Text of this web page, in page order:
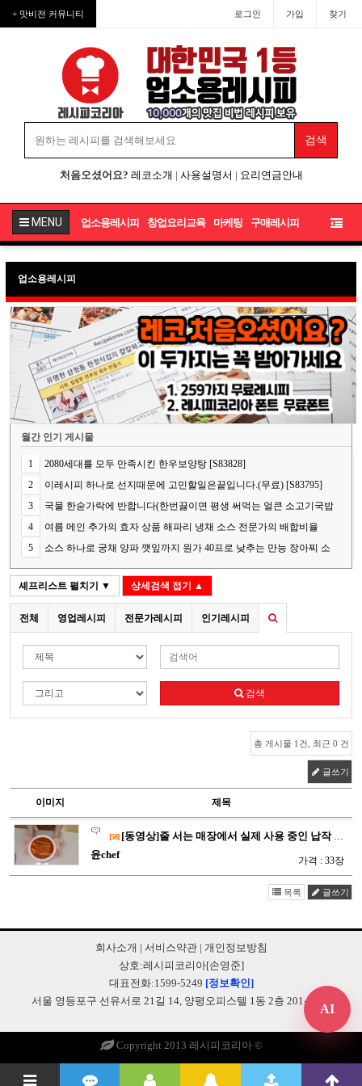
+ 맛비전 커뮤니티 로그인 가입 찾기
처음오셨어요? 레코소개 | 사용설명서 | 요리연금안내
MENU 업소용레시피 창업요리교육 마케팅 구매레시피
업소용레시피
월간 인기 게시물
1
2080세대를 모두 만족시킨 한우보양탕 [S83828]
2
이레시피 하나로 선지때문에 고민할일은끝입니다.(무료) [S83795]
3
국물 한숟가락에 반합니다(한번끓이면 평생 써먹는 얼큰 소고기국밥
의 핵심 비법) [S83848]
4
여름 메인 추가의 효자 상품 해파리 냉채 소스 전문가의 배합비율
[S83787]
5
소스 하나로 궁채 양파 깻잎까지 원가 40프로 낮추는 만능 장아찌 소
스[S83841]
셰프리스트 펼치기 ▼ 상세검색 접기 ▲
전체 영업레시피 전문가레시피 인기레시피
검색
총 게시물 1건, 최근 0 건
글쓰기
이미지 제목
[58] [동영상]줄 서는 매장에서 실제 사용 중인 납작 군만두와 매콤달…
윤chef
가격 : 33장
목록 글쓰기
회사소개 | 서비스약관| 개인정보방침
상호:레시피코리아[손영준]
대표전화:1599-5249 [정보확인]
서울 영등포구 선유서로 21길 14, 양평오피스텔 1동 2층 201-B248
Copyright 2013 레시피코리아 ©
AI